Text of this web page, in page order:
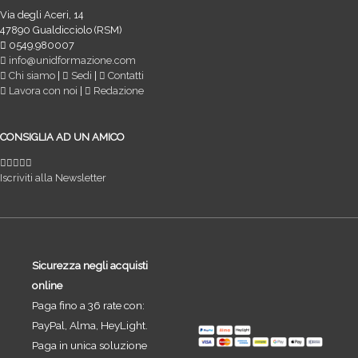
Via degli Aceri, 14
47890 Gualdicciolo (RSM)
0549.980007
info@unidformazione.com
Chi siamo
Sedi
Contatti
Lavora con noi
Redazione
CONSIGLIA AD UN AMICO
Iscriviti alla Newsletter
Sicurezza negli acquisti
online
Paga fino a 36 rate con:
PayPal, Alma, HeyLight.
Paga in unica soluzione